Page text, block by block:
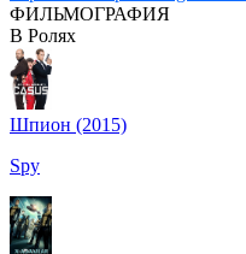
ФИЛЬМОГРАФИЯ
В Ролях
Шпион (2015)
Spy